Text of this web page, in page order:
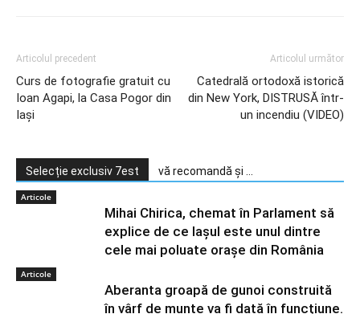
Articolul precedent
Curs de fotografie gratuit cu
Ioan Agapi, la Casa Pogor din
Iași
Articolul următor
Catedrală ortodoxă istorică
din New York, DISTRUSĂ într-
un incendiu (VIDEO)
Selecție exclusiv 7est vă recomandă și ...
Articole
Mihai Chirica, chemat în Parlament să
explice de ce Iașul este unul dintre
cele mai poluate orașe din România
Articole
Aberanta groapă de gunoi construită
în vârf de munte va fi dată în funcțiune.